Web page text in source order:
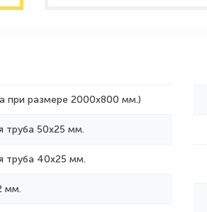
при размере 2000x800 мм.)
труба 50х25 мм.
труба 40х25 мм.
мм.